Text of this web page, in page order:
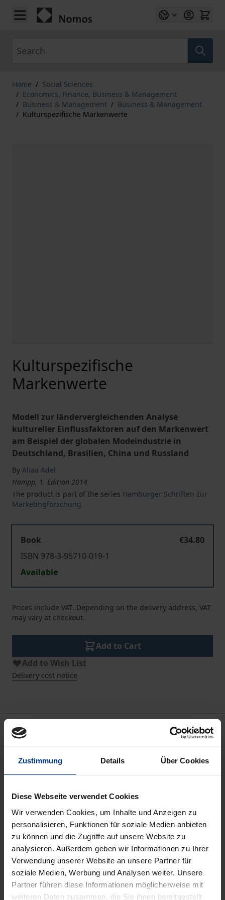
Zustimmung Details Über Cookies
Diese Webseite verwendet Cookies
Wir verwenden Cookies, um Inhalte und Anzeigen zu
personalisieren, Funktionen für soziale Medien anbieten
zu können und die Zugriffe auf unsere Website zu
analysieren. Außerdem geben wir Informationen zu Ihrer
Verwendung unserer Website an unsere Partner für
soziale Medien, Werbung und Analysen weiter. Unsere
Partner führen diese Informationen möglicherweise mit
weiteren Daten zusammen, die Sie ihnen bereitgestellt
Skip to Content
Home / Social Sciences
/ Economics, Finance, Business & Management
/ Business & Management / Business & Management
/ Kulturspezifische Markenwerte
Kulturspezifische
Markenwerte
Modell zur ländervergleichenden Analyse
kultureller Einflussfaktoren auf den Markenwert
am Beispiel der globalen Modeindustrie in
Deutschland, Brasilien, China und Russland
By Aliaa Adel
Hampp, 1. Edition 2014
The product is part of the series Hamburger Schriften zur
Marketingforschung
Book
€34.80
ISBN 978-3-95710-019-1
Available
Prices include VAT. Depending on the delivery address, VAT
may vary at checkout.
Add to Cart
Add to Wish List
Delivery cost notice
Description
Ausgangspunkt dieser Arbeit ist die wachsende
Internationalisierung wirtschaftlicher Aktivitäten
erhöht die Relevanz der Markenführung als
Erfolgstreiber des Unternehmens. International
agierende Markenunternehmen müssen
bestimmen, ob und in welchem Maße sie ihre
Markenstrategien auf international divergierende
kulturelle Gegebenheiten ausrichten. Eine
zielgerichtete internationale Markenführung